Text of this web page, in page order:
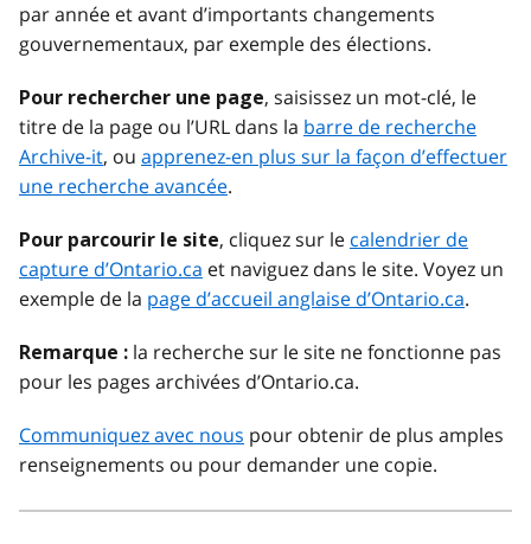
par année et avant d’importants changements
gouvernementaux, par exemple des élections.
Pour rechercher une page, saisissez un mot-clé, le
titre de la page ou l’URL dans la barre de recherche
Archive-it, ou apprenez-en plus sur la façon d’effectuer
une recherche avancée.
Pour parcourir le site, cliquez sur le calendrier de
capture d’Ontario.ca et naviguez dans le site. Voyez un
exemple de la page d’accueil anglaise d’Ontario.ca.
Remarque : la recherche sur le site ne fonctionne pas
pour les pages archivées d’Ontario.ca.
Communiquez avec nous pour obtenir de plus amples
renseignements ou pour demander une copie.